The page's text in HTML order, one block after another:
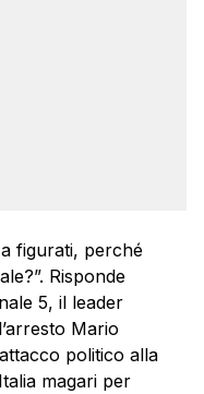
figurati, perché
Risponde
5, il leader
Mario
politico alla
magari per